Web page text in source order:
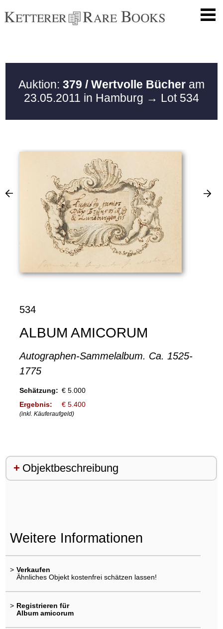
Auktion: 379 / Wertvolle Bücher am
23.05.2011 in Hamburg → Lot 534
534
ALBUM AMICORUM
Autographen-Sammelalbum. Ca. 1525-
1775
Schätzung: € 5.000
Ergebnis:
€ 5.400
(inkl. Käuferaufgeld)
Objektbeschreibung
Weitere Informationen
> Verkaufen
Ähnliches Objekt kostenfrei schätzen lassen!
> Registrieren für
Album amicorum